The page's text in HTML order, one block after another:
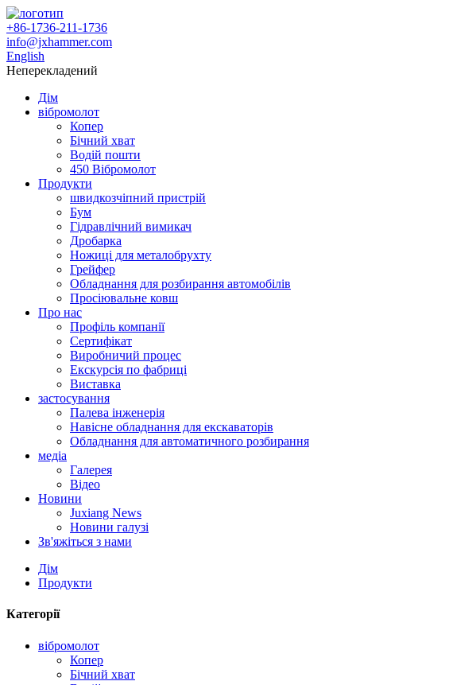
+86-1736-211-1736
info@jxhammer.com
English
Неперекладений
Дім
вібромолот
Копер
Бічний хват
Водій пошти
450 Вібромолот
Продукти
швидкозчіпний пристрій
Бум
Гідравлічний вимикач
Дробарка
Ножиці для металобрухту
Грейфер
Обладнання для розбирання автомобілів
Просіювальне ковш
Про нас
Профіль компанії
Сертифікат
Виробничий процес
Екскурсія по фабриці
Виставка
застосування
Палева інженерія
Навісне обладнання для екскаваторів
Обладнання для автоматичного розбирання
медіа
Галерея
Відео
Новини
Juxiang News
Новини галузі
Зв'яжіться з нами
Дім
Продукти
Категорії
вібромолот
Копер
Бічний хват